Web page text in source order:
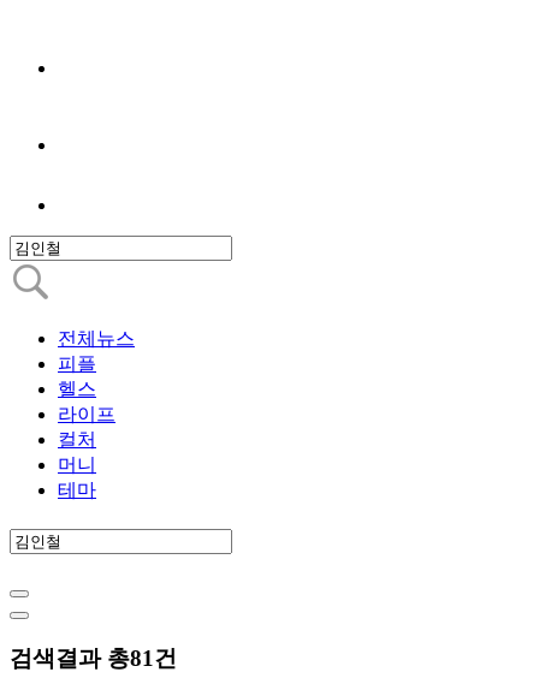
전체뉴스
피플
헬스
라이프
컬처
머니
테마
검색결과 총81건